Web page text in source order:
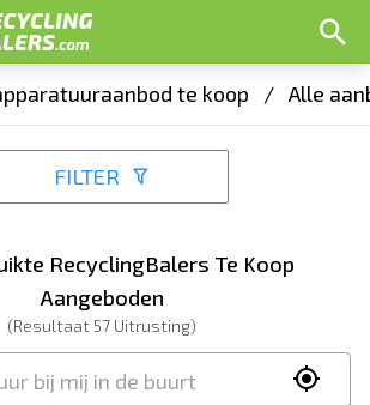
te koop / Alle
FILTER
RecyclingBalers Te Koop
Aangeboden
(Resultaat 57 Uitrusting)